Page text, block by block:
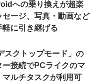
への乗り換えが超楽
ージ、写真・動画など
に引き継げる
スクトップモード」の
接続でPCライクのマ
ルチタスクが利用可